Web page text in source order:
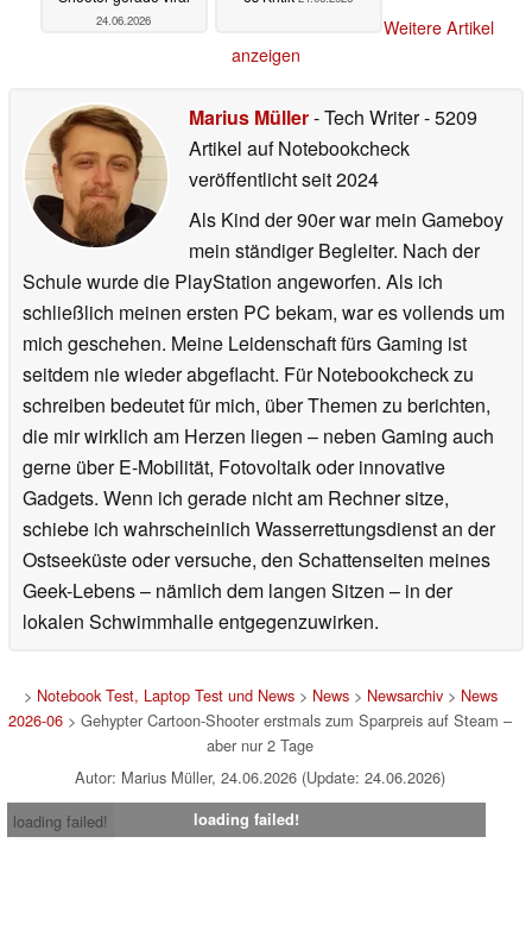
24.06.2026
Weitere Artikel
anzeigen
Marius Müller- Tech Writer- 5209
Artikel auf Notebookcheck
veröffentlichtseit 2024
Als Kind der 90er war mein Gameboy
mein ständiger Begleiter. Nach der
Schule wurde die PlayStation angeworfen. Als ich
schließlich meinen ersten PC bekam, war es vollends um
mich geschehen. Meine Leidenschaft fürs Gaming ist
seitdem nie wieder abgeflacht. Für Notebookcheck zu
schreiben bedeutet für mich, über Themen zu berichten,
die mir wirklich am Herzen liegen – neben Gaming auch
gerne über E-Mobilität, Fotovoltaik oder innovative
Gadgets. Wenn ich gerade nicht am Rechner sitze,
schiebe ich wahrscheinlich Wasserrettungsdienst an der
Ostseeküste oder versuche, den Schattenseiten meines
Geek-Lebens – nämlich dem langen Sitzen – in der
lokalen Schwimmhalle entgegenzuwirken.
> Notebook Test, Laptop Test und News> News> Newsarchiv> News
2026-06 > Gehypter Cartoon-Shooter erstmals zum Sparpreis auf Steam –
aber nur 2 Tage
Autor: Marius Müller, 24.06.2026 (Update: 24.06.2026)
loading failed!
loading failed!